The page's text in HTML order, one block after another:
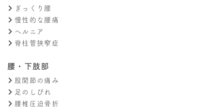
ぎっくり腰
慢性的な腰痛
ヘルニア
脊柱管狭窄症
腰・下肢部
股関節の痛み
足のしびれ
腰椎圧迫骨折